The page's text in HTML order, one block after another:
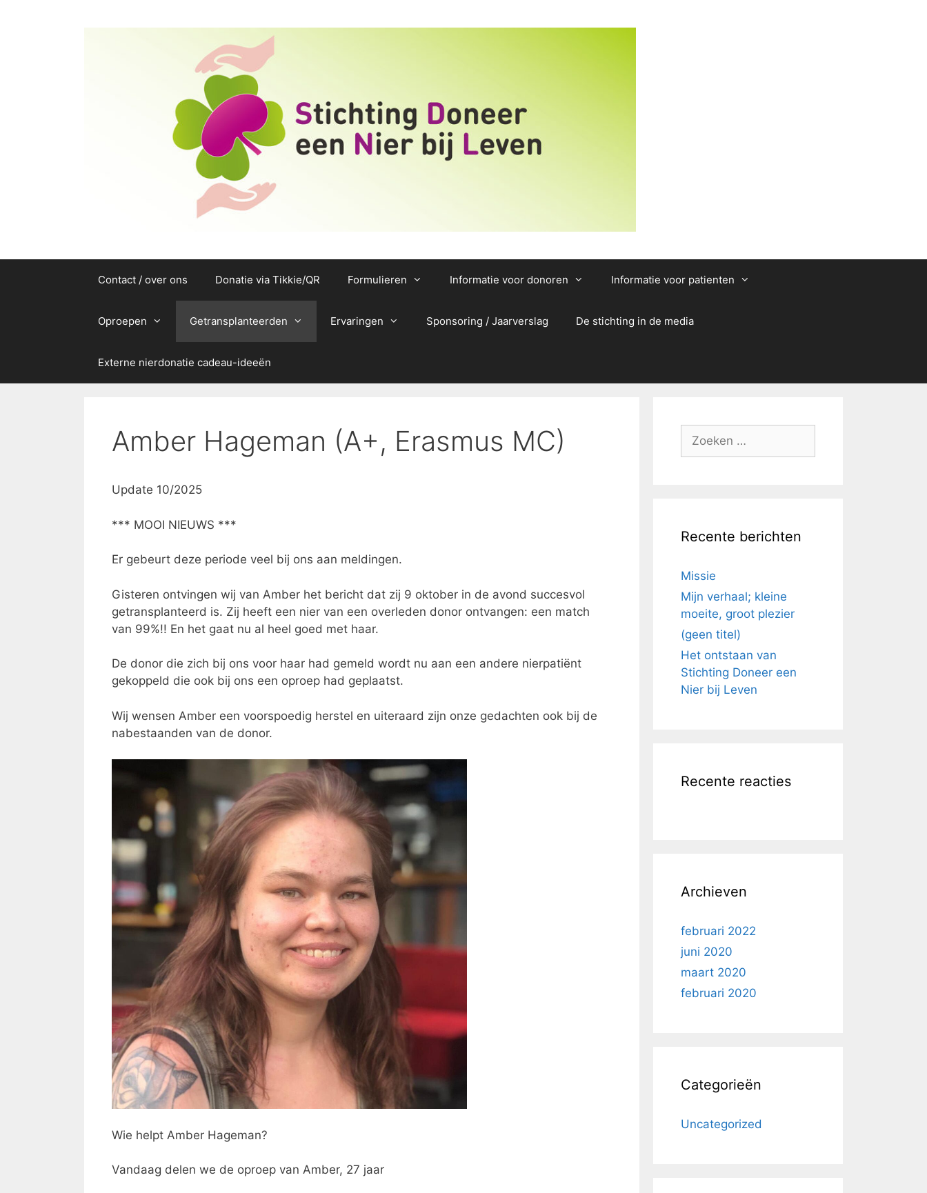
Contact / over ons Donatie via Tikkie/QR Formulieren Informatie voor donoren Informatie voor patienten
Oproepen Getransplanteerden Ervaringen Sponsoring / Jaarverslag De stichting in de media
Externe nierdonatie cadeau-ideeën
Amber Hageman (A+, Erasmus MC)
Update 10/2025
*** MOOI NIEUWS ***
Er gebeurt deze periode veel bij ons aan meldingen.
Gisteren ontvingen wij van Amber het bericht dat zij 9 oktober in de avond succesvol
getransplanteerd is. Zij heeft een nier van een overleden donor ontvangen: een match
van 99%!! En het gaat nu al heel goed met haar.
De donor die zich bij ons voor haar had gemeld wordt nu aan een andere nierpatiënt
gekoppeld die ook bij ons een oproep had geplaatst.
Wij wensen Amber een voorspoedig herstel en uiteraard zijn onze gedachten ook bij de
nabestaanden van de donor.
Wie helpt Amber Hageman?
Vandaag delen we de oproep van Amber, 27 jaar
Zoek
Recente berichten
Missie
Mijn verhaal; kleine
moeite, groot plezier
(geen titel)
Het ontstaan van
Stichting Doneer een
Nier bij Leven
Recente reacties
Archieven
februari 2022
juni 2020
maart 2020
februari 2020
Categorieën
Uncategorized